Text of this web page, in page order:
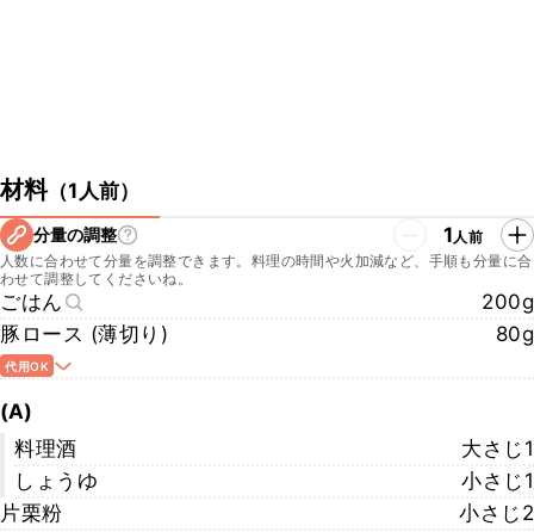
材料（1人前）
分量の調整 1人前
人数に合わせて分量を調整できます。料理の時間や火加減など、手順も分量に合
わせて調整してくださいね。
ごはん
200g
豚ロース (薄切り)
80g
代用OK
(A)
料理酒
大さじ1
しょうゆ
小さじ1
片栗粉
小さじ2